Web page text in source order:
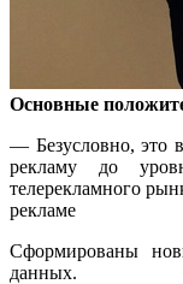
Основные
— Безусловно, это
рекламу до
телерекламного
рекламе
Сформированы
данных.